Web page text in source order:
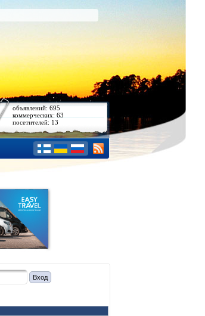
объявлений: 695
коммерческих: 63
посетителей: 13